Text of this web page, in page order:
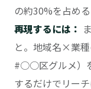
の約30%を占める
再現するには：
と。地域名×業
#○○区グルメ）
するだけでリー